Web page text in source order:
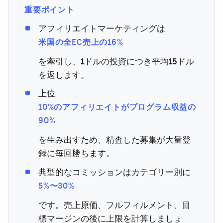
重要ポイント
アフィリエイトマーケティングは
米国の全EC売上の16%
を牽引し、1ドルの投資につき平均15ドル
を返します。
上位
10%のアフィリエイトがプログラム収益の
90%
を生み出すため、精査した募集が大量登
録に毎回勝ちます。
典型的なコミッションはカテゴリー別に
5%〜30%
です。売上原価、フルフィルメント、目
標マージンの後に上限を計算しましょ